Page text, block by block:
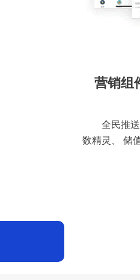
营销组
全民推
数精灵、 储